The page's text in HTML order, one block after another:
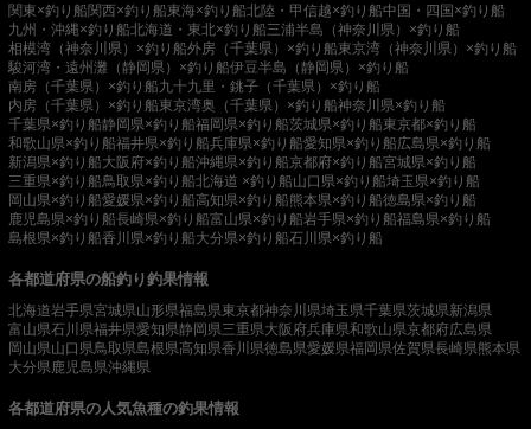
関東×釣り船関西×釣り船東海×釣り船北陸・甲信越×釣り船中国・四国×釣り船
九州・沖縄×釣り船北海道・東北×釣り船三浦半島（神奈川県）×釣り船
相模湾（神奈川県）×釣り船外房（千葉県）×釣り船東京湾（神奈川県）×釣り船
駿河湾・遠州灘（静岡県）×釣り船伊豆半島（静岡県）×釣り船
南房（千葉県）×釣り船九十九里・銚子（千葉県）×釣り船
内房（千葉県）×釣り船東京湾奥（千葉県）×釣り船神奈川県×釣り船
千葉県×釣り船静岡県×釣り船福岡県×釣り船茨城県×釣り船東京都×釣り船
和歌山県×釣り船福井県×釣り船兵庫県×釣り船愛知県×釣り船広島県×釣り船
新潟県×釣り船大阪府×釣り船沖縄県×釣り船京都府×釣り船宮城県×釣り船
三重県×釣り船鳥取県×釣り船北海道 ×釣り船山口県×釣り船埼玉県×釣り船
岡山県×釣り船愛媛県×釣り船高知県×釣り船熊本県×釣り船徳島県×釣り船
鹿児島県×釣り船長崎県×釣り船富山県×釣り船岩手県×釣り船福島県×釣り船
島根県×釣り船香川県×釣り船大分県×釣り船石川県×釣り船
各都道府県の船釣り釣果情報
北海道岩手県宮城県山形県福島県東京都神奈川県埼玉県千葉県茨城県新潟県
富山県石川県福井県愛知県静岡県三重県大阪府兵庫県和歌山県京都府広島県
岡山県山口県鳥取県島根県高知県香川県徳島県愛媛県福岡県佐賀県長崎県熊本県
大分県 鹿児島県沖縄県
各都道府県の人気魚種の釣果情報